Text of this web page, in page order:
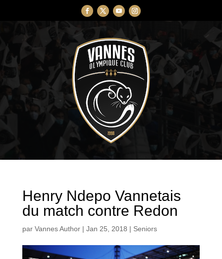
Henry Ndepo Vannetais
du match contre Redon
par Vannes Author| Jan 25, 2018 | Seniors